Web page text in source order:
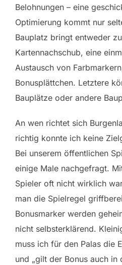
Belohnungen – eine
Optimierung kommt nur
Bauplatz bringt entweder
Kartennachschub, eine
Austausch von
Bonusplättchen. Letztere
Bauplätze oder andere
An wen richtet sich
richtig konnte ich keine
Bei unserem öffentlichen
einige Male nachgefragt.
Spieler oft nicht wirklich
man die Spielregel
Bonusmarker werden
nicht selbsterklärend.
muss ich für den Palas die
und „gilt der Bonus auch in